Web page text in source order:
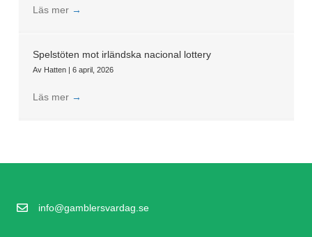
Läs mer →
Spelstöten mot irländska nacional lottery
Av Hatten | 6 april, 2026
Läs mer →
info@gamblersvardag.se